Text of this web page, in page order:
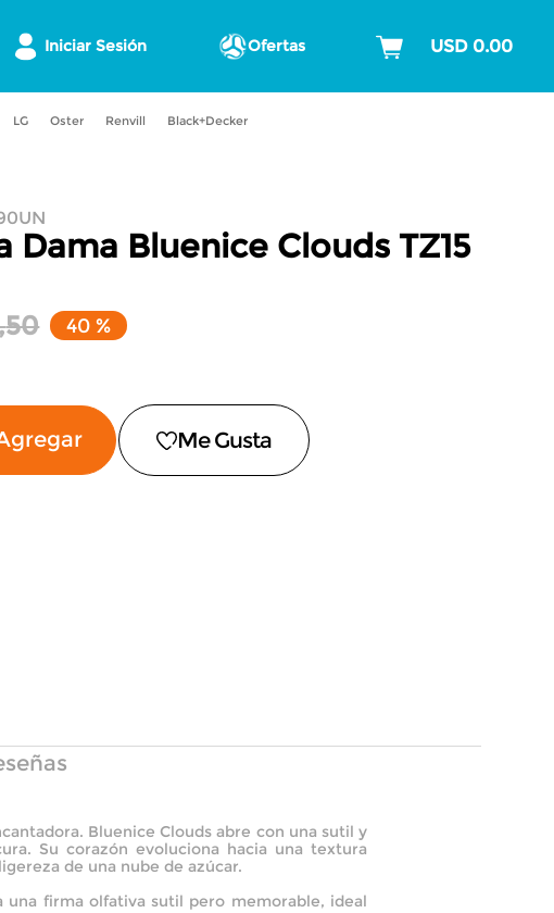
Iniciar Sesión Ofertas
LG Oster Renvill Black+Decker
Dama Bluenice Clouds TZ15
50 40 %
Bluenice Clouds abre con una sutil y
Su corazón evoluciona hacia una textura
de una nube de azúcar.
una firma olfativa sutil pero memorable, ideal